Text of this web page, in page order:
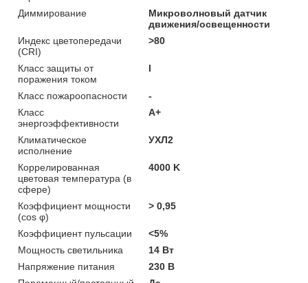
Диммирование
Микроволновый датчик
движения/освещенности
Индекс цветопередачи
(CRI)
>80
Класс защиты от
поражения током
I
Класс пожароопасности
-
Класс
энергоэффективности
A+
Климатическое
исполнение
УХЛ2
Коррелированная
цветовая температура (в
сфере)
4000 K
Коэффициент мощности
(cos φ)
> 0,95
Коэффициент пульсации
<5%
Мощность светильника
14 Вт
Напряжение питания
230 В